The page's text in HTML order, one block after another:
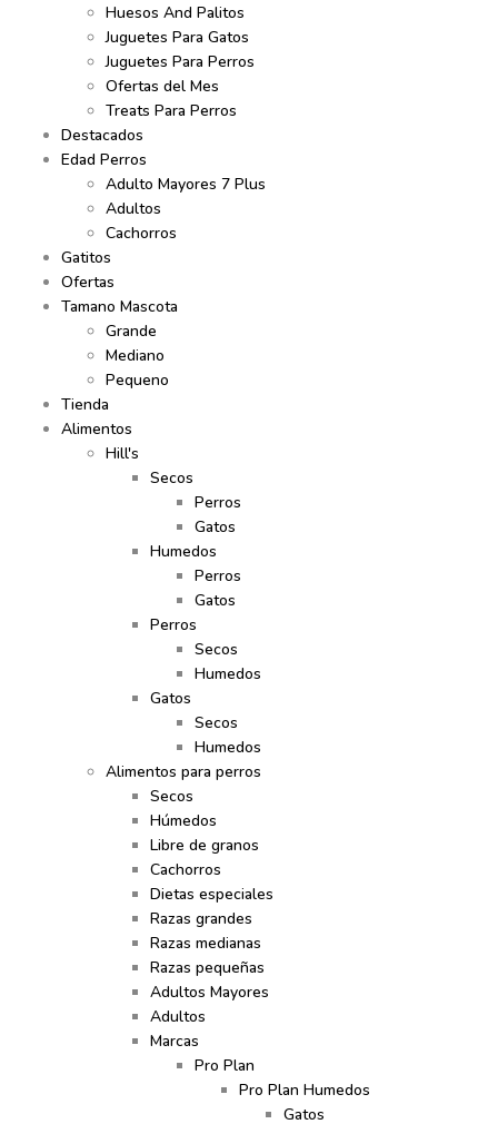
Huesos And Palitos
Juguetes Para Gatos
Juguetes Para Perros
Ofertas del Mes
Treats Para Perros
Destacados
Edad Perros
Adulto Mayores 7 Plus
Adultos
Cachorros
Gatitos
Ofertas
Tamano Mascota
Grande
Mediano
Pequeno
Tienda
Alimentos
Hill's
Secos
Perros
Gatos
Humedos
Perros
Gatos
Perros
Secos
Humedos
Gatos
Secos
Humedos
Alimentos para perros
Secos
Húmedos
Libre de granos
Cachorros
Dietas especiales
Razas grandes
Razas medianas
Razas pequeñas
Adultos Mayores
Adultos
Marcas
Pro Plan
Pro Plan Humedos
Gatos